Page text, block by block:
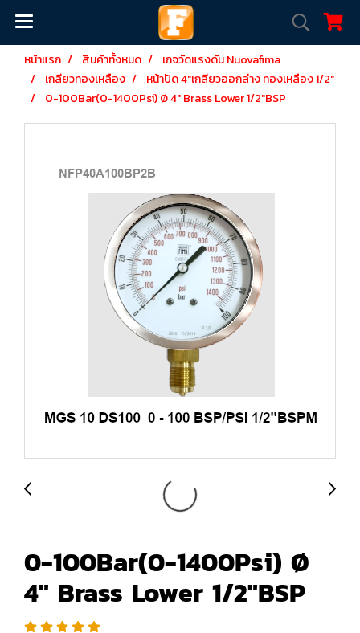
หน้าแรก สินค้าทั้งหมด
เกจวัดแรงดัน Nuovafima
เกลียวทองเหลือง
หน้าปัด 4"เกลียวออกล่าง ทองเหลือง 1/2"
0-100Bar(0-1400Psi) Ø 4" Brass Lower 1/2"BSP
0-100Bar(0-1400Psi) Ø
4" Brass Lower 1/2"BSP